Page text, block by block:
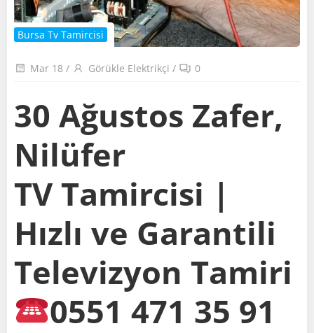
Bursa Tv Tamircisi
Mar 18 / Görükle Elektrikçi / 0
30 Ağustos Zafer,
Nilüfer
TV Tamircisi |
Hızlı ve Garantili
Televizyon Tamiri
0551 471 35 91